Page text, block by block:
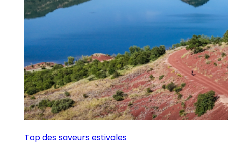
Top des saveurs estivales